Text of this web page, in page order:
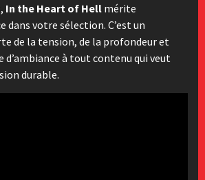
In the Heart of Hell mérite
dans votre sélection. C’est un
de la tension, de la profondeur et
d’ambiance à tout contenu qui veut
durable.